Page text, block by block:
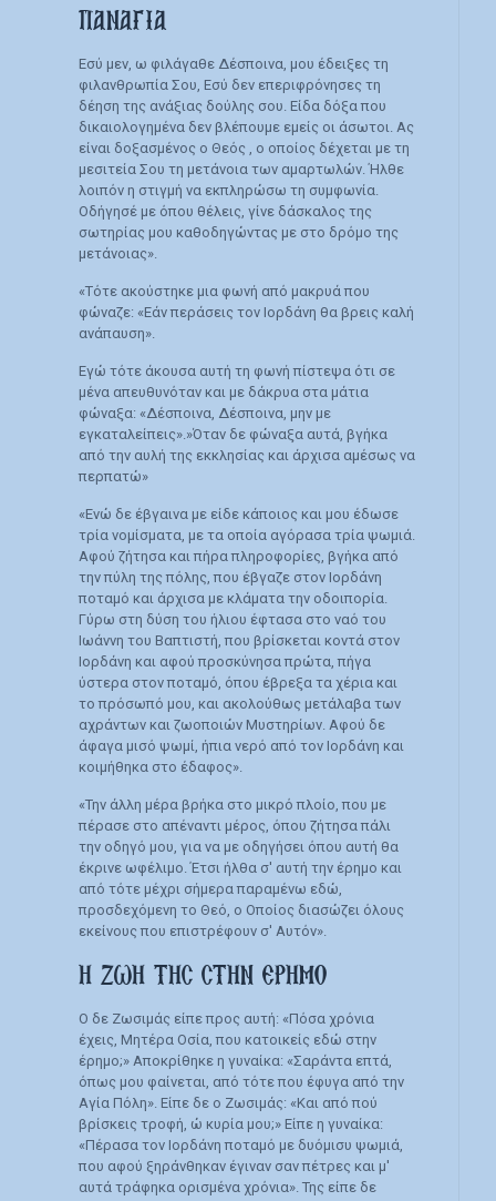
ΠΑΝΑΓΙΑ
Εσύ μεν, ω φιλάγαθε Δέσποινα, μου έδειξες τη
φιλανθρωπία Σου, Εσύ δεν επεριφρόνησες τη
δέηση της ανάξιας δούλης σου. Είδα δόξα που
δικαιολογημένα δεν βλέπουμε εμείς οι άσωτοι. Ας
είναι δοξασμένος ο Θεός , ο οποίος δέχεται με τη
μεσιτεία Σου τη μετάνοια των αμαρτωλών. Ήλθε
λοιπόν η στιγμή να εκπληρώσω τη συμφωνία.
Οδήγησέ με όπου θέλεις, γίνε δάσκαλος της
σωτηρίας μου καθοδηγώντας με στο δρόμο της
μετάνοιας».
«Τότε ακούστηκε μια φωνή από μακρυά που
φώναζε: «Εάν περάσεις τον Ιορδάνη θα βρεις καλή
ανάπαυση».
Εγώ τότε άκουσα αυτή τη φωνή πίστεψα ότι σε
μένα απευθυνόταν και με δάκρυα στα μάτια
φώναξα: «Δέσποινα, Δέσποινα, μην με
εγκαταλείπεις».»Όταν δε φώναξα αυτά, βγήκα
από την αυλή της εκκλησίας και άρχισα αμέσως να
περπατώ»
«Ενώ δε έβγαινα με είδε κάποιος και μου έδωσε
τρία νομίσματα, με τα οποία αγόρασα τρία ψωμιά.
Αφού ζήτησα και πήρα πληροφορίες, βγήκα από
την πύλη της πόλης, που έβγαζε στον Ιορδάνη
ποταμό και άρχισα με κλάματα την οδοιπορία.
Γύρω στη δύση του ήλιου έφτασα στο ναό του
Ιωάννη του Βαπτιστή, που βρίσκεται κοντά στον
Ιορδάνη και αφού προσκύνησα πρώτα, πήγα
ύστερα στον ποταμό, όπου έβρεξα τα χέρια και
το πρόσωπό μου, και ακολούθως μετάλαβα των
αχράντων και ζωοποιών Μυστηρίων. Αφού δε
άφαγα μισό ψωμί, ήπια νερό από τον Ιορδάνη και
κοιμήθηκα στο έδαφος».
«Την άλλη μέρα βρήκα στο μικρό πλοίο, που με
πέρασε στο απέναντι μέρος, όπου ζήτησα πάλι
την οδηγό μου, για να με οδηγήσει όπου αυτή θα
έκρινε ωφέλιμο. Έτσι ήλθα σ' αυτή την έρημο και
από τότε μέχρι σήμερα παραμένω εδώ,
προσδεχόμενη το Θεό, ο Οποίος διασώζει όλους
εκείνους που επιστρέφουν σ' Αυτόν».
Η ΖΩΗ ΤΗΣ ΣΤΗΝ ΕΡΗΜΟ
Ο δε Ζωσιμάς είπε προς αυτή: «Πόσα χρόνια
έχεις, Μητέρα Οσία, που κατοικείς εδώ στην
έρημο;» Αποκρίθηκε η γυναίκα: «Σαράντα επτά,
όπως μου φαίνεται, από τότε που έφυγα από την
Αγία Πόλη». Είπε δε ο Ζωσιμάς: «Και από πού
βρίσκεις τροφή, ώ κυρία μου;» Είπε η γυναίκα:
«Πέρασα τον Ιορδάνη ποταμό με δυόμισυ ψωμιά,
που αφού ξηράνθηκαν έγιναν σαν πέτρες και μ'
αυτά τράφηκα ορισμένα χρόνια». Της είπε δε